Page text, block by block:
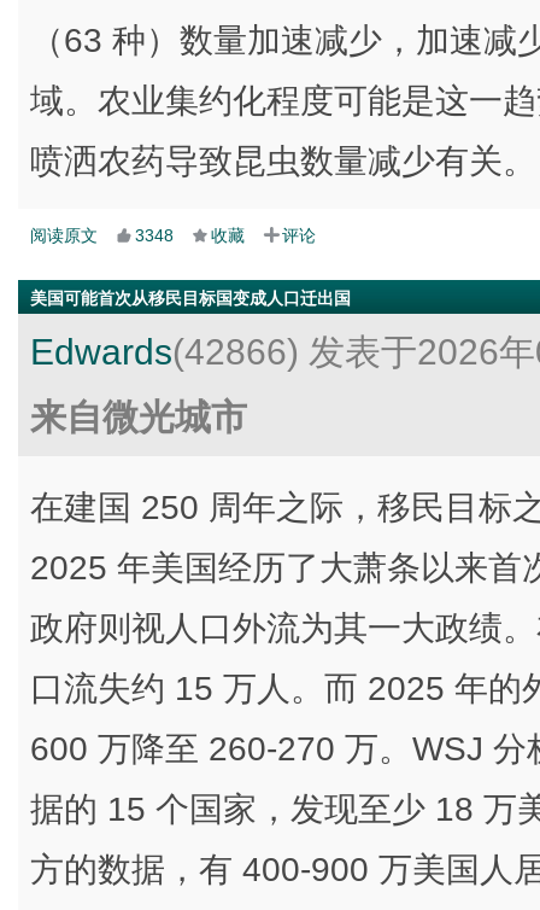
（63 种）数量加速减少，加速
域。农业集约化程度可能是这一
喷洒农药导致昆虫数量减少有关。
阅读原文 3348 收藏 评论
美国可能首次从移民目标国变成人口迁出国
Edwards(42866) 发表于2026
来自微光城市
在建国 250 周年之际，移民目标
2025 年美国经历了大萧条以来
政府则视人口外流为其一大政绩
口流失约 15 万人。而 2025 年
600 万降至 260-270 万。WSJ
据的 15 个国家，发现至少 18 万
方的数据，有 400-900 万美国人